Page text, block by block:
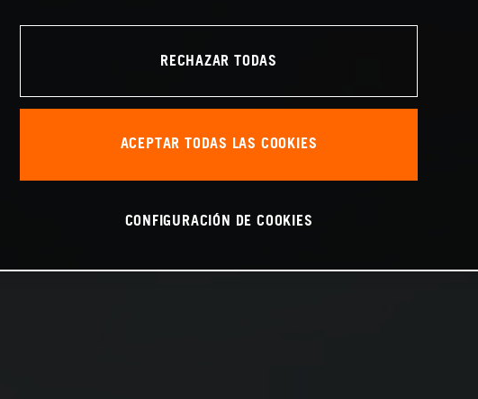
RECHAZAR TODAS
ACEPTAR TODAS LAS COOKIES
CONFIGURACIÓN DE COOKIES